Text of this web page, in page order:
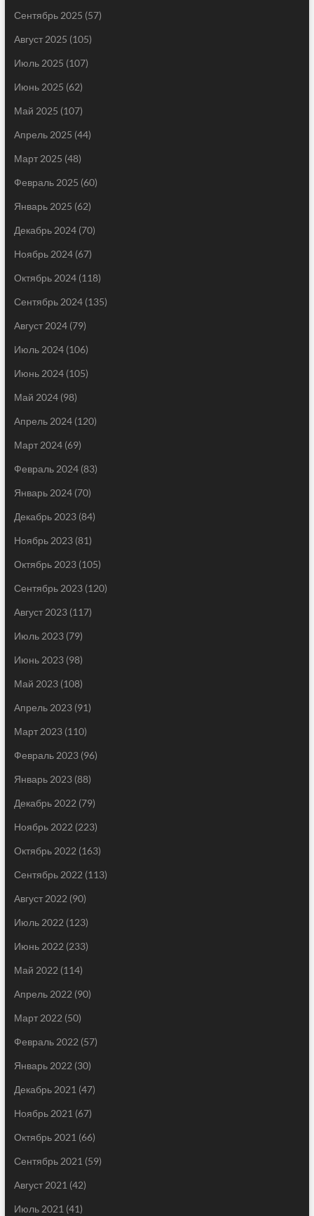
Сентябрь 2025 (57)
Август 2025 (105)
Июль 2025 (107)
Июнь 2025 (62)
Май 2025 (107)
Апрель 2025 (44)
Март 2025 (48)
Февраль 2025 (60)
Январь 2025 (62)
Декабрь 2024(70)
Ноябрь 2024(67)
Октябрь 2024(118)
Сентябрь 2024(135)
Август 2024(79)
Июль 2024(106)
Июнь 2024(105)
Май 2024(98)
Апрель 2024(120)
Март 2024(69)
Февраль 2024(83)
Январь 2024(70)
Декабрь 2023(84)
Ноябрь 2023(81)
Октябрь 2023(105)
Сентябрь 2023(120)
Август 2023(117)
Июль 2023(79)
Июнь 2023(98)
Май 2023(108)
Апрель 2023(91)
Март 2023(110)
Февраль 2023(96)
Январь 2023(88)
Декабрь 2022 (79)
Ноябрь 2022 (223)
Октябрь 2022 (163)
Сентябрь 2022 (113)
Август 2022 (90)
Июль 2022 (123)
Июнь 2022 (233)
Май 2022 (114)
Апрель 2022 (90)
Март 2022 (50)
Февраль 2022 (57)
Январь 2022 (30)
Декабрь 2021 (47)
Ноябрь 2021 (67)
Октябрь 2021 (66)
Сентябрь 2021 (59)
Август 2021 (42)
Июль 2021 (41)